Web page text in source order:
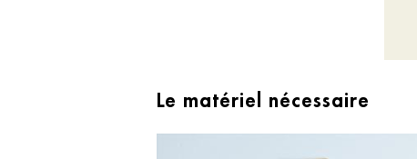
Le matériel nécessaire